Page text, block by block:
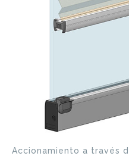
Accionamiento a través